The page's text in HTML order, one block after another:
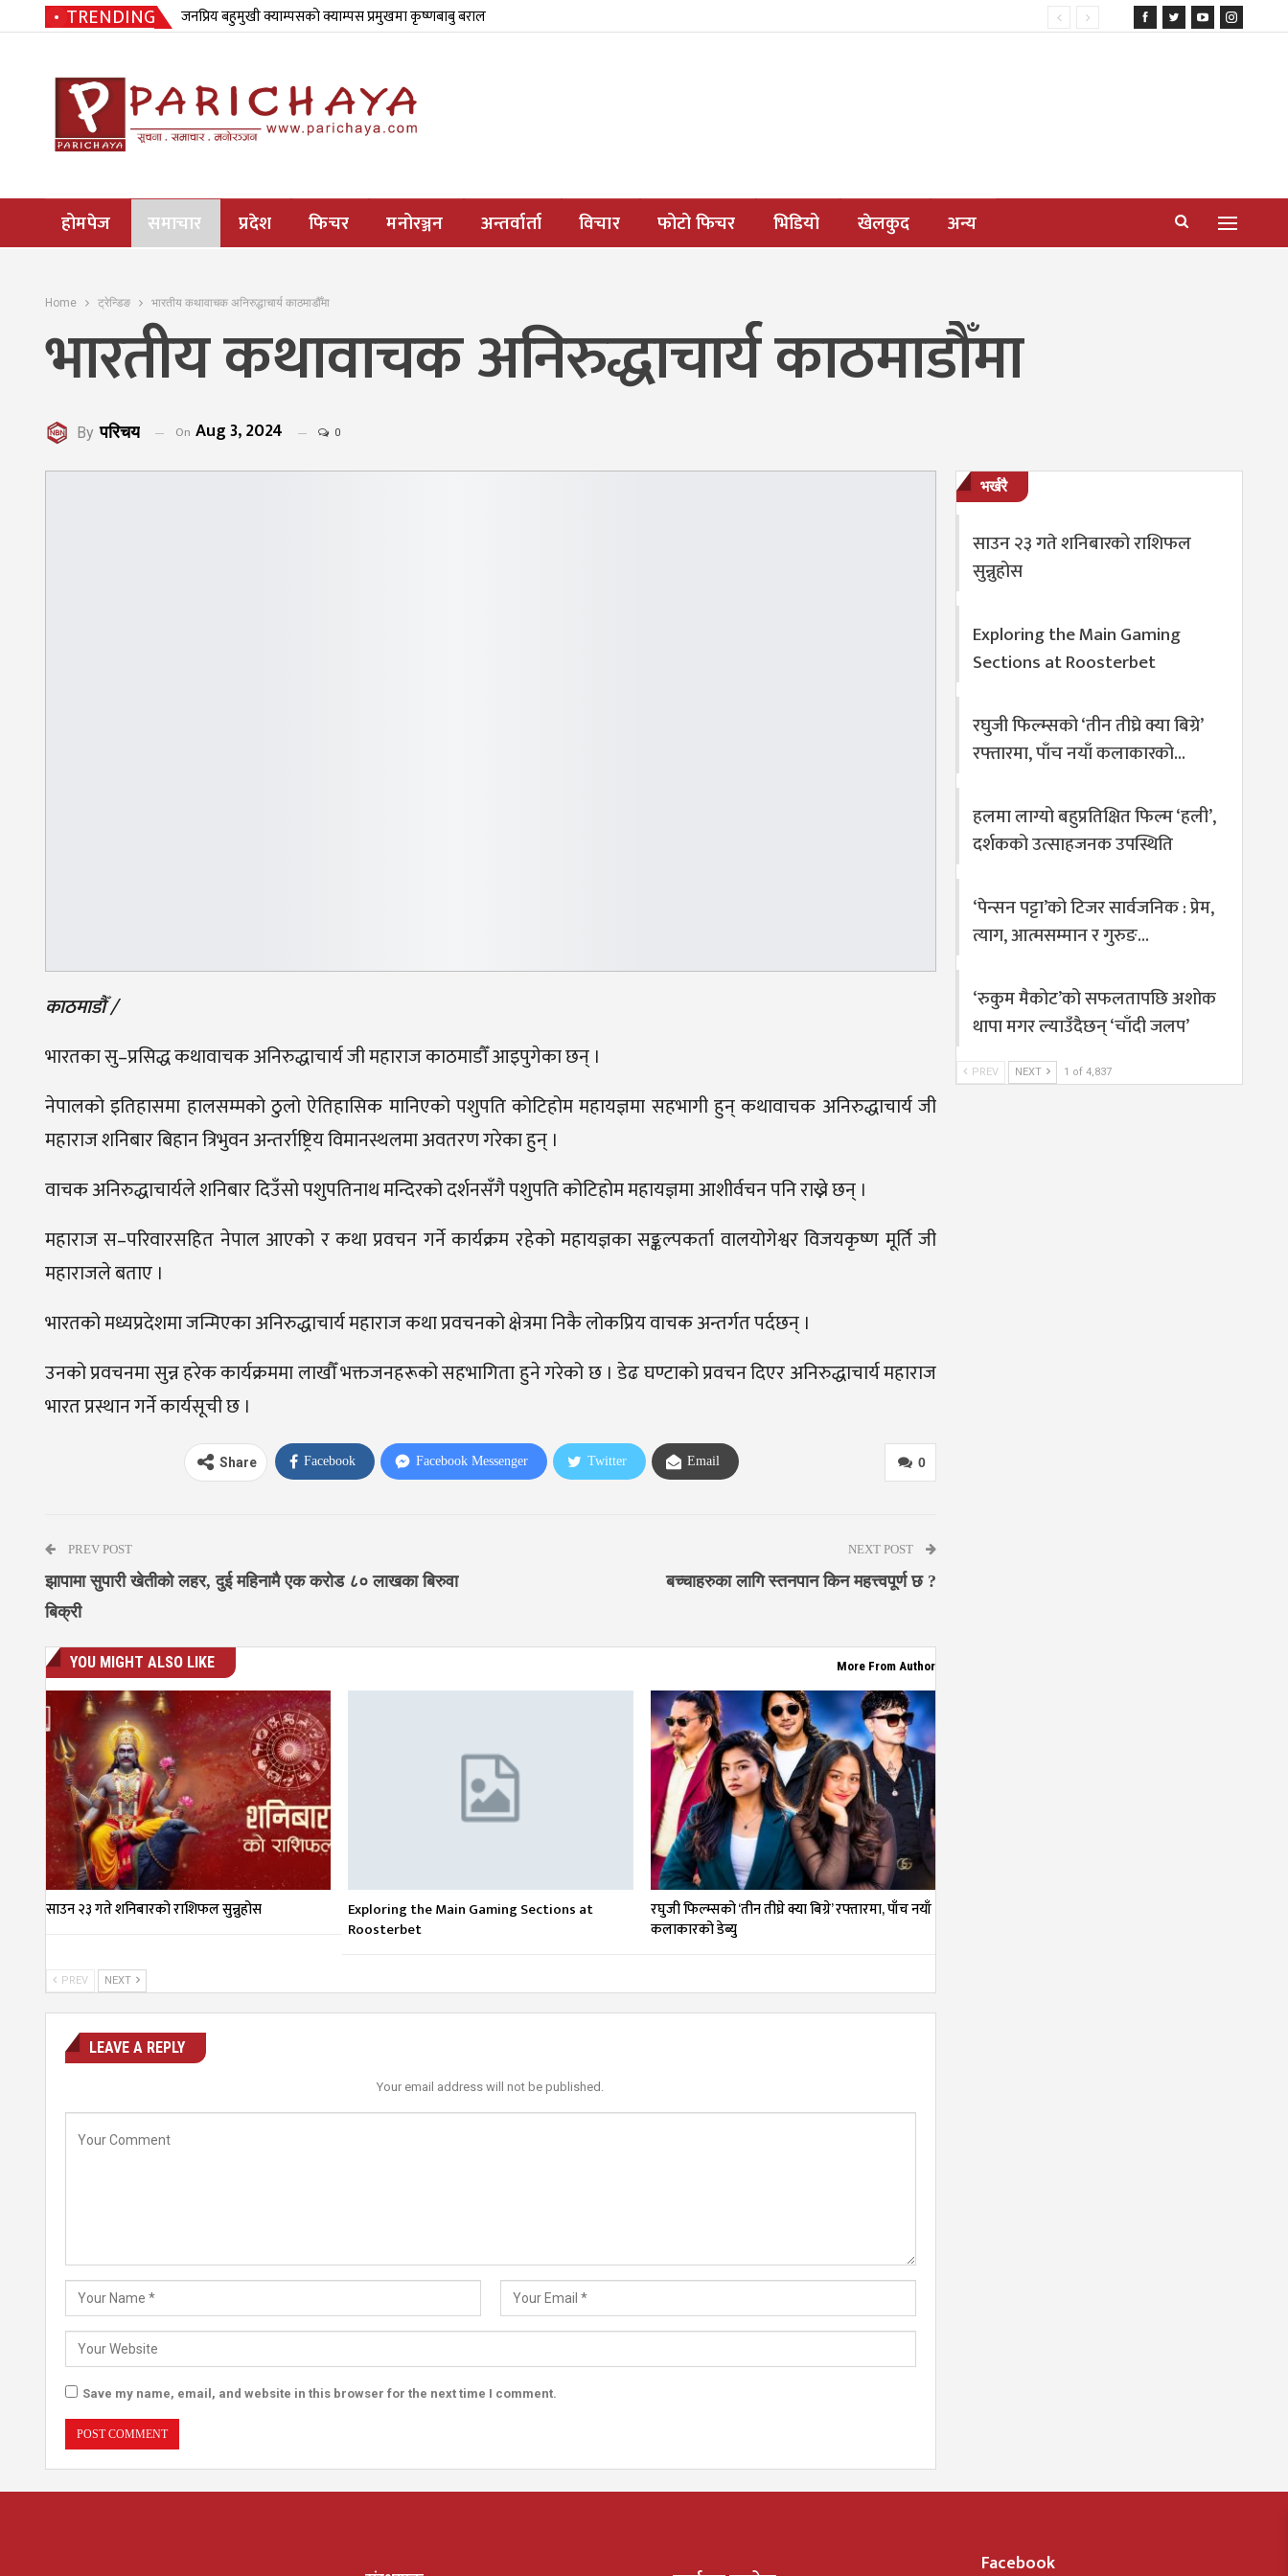
TRENDING जनप्रिय बहुमुखी क्याम्पसको क्याम्पस प्रमुखमा कृष्णबाबु बराल
होमपेज समाचार प्रदेश फिचर मनोरञ्जन अन्तर्वार्ता विचार फोटो फिचर भिडियो खेलकुद अन्य
Home ट्रेन्डिङ भारतीय कथावाचक अनिरुद्धाचार्य काठमाडौँमा
भारतीय कथावाचक अनिरुद्धाचार्य काठमाडौँमा
By परिचय On Aug 3, 2024 0
काठमाडौँ /
भारतका सु–प्रसिद्ध कथावाचक अनिरुद्धाचार्य जी महाराज काठमाडौँ आइपुगेका छन् ।
नेपालको इतिहासमा हालसम्मको ठुलो ऐतिहासिक मानिएको पशुपति कोटिहोम महायज्ञमा सहभागी हुन् कथावाचक अनिरुद्धाचार्य जी
महाराज शनिबार बिहान त्रिभुवन अन्तर्राष्ट्रिय विमानस्थलमा अवतरण गरेका हुन् ।
वाचक अनिरुद्धाचार्यले शनिबार दिउँसो पशुपतिनाथ मन्दिरको दर्शनसँगै पशुपति कोटिहोम महायज्ञमा आशीर्वचन पनि राख्ने छन् ।
महाराज स–परिवारसहित नेपाल आएको र कथा प्रवचन गर्ने कार्यक्रम रहेको महायज्ञका सङ्कल्पकर्ता वालयोगेश्वर विजयकृष्ण मूर्ति जी
महाराजले बताए ।
भारतको मध्यप्रदेशमा जन्मिएका अनिरुद्धाचार्य महाराज कथा प्रवचनको क्षेत्रमा निकै लोकप्रिय वाचक अन्तर्गत पर्दछन् ।
उनको प्रवचनमा सुन्न हरेक कार्यक्रममा लाखौँ भक्तजनहरूको सहभागिता हुने गरेको छ । डेढ घण्टाको प्रवचन दिएर अनिरुद्धाचार्य महाराज
भारत प्रस्थान गर्ने कार्यसूची छ ।
0
Share Facebook Facebook Messenger Twitter Email
PREV POST
झापामा सुपारी खेतीको लहर, दुई महिनामै एक करोड ८० लाखका बिरुवा
बिक्री
NEXT POST
बच्चाहरुका लागि स्तनपान किन महत्त्वपूर्ण छ ?
YOU MIGHT ALSO LIKE More From Author
साउन २३ गते शनिबारको राशिफल सुन्नुहोस
Exploring the Main Gaming Sections at
Roosterbet
रघुजी फिल्म्सको ‘तीन तीघ्रे क्या बिग्रे’ रफ्तारमा, पाँच नयाँ
कलाकारको डेब्यु
PREV NEXT
LEAVE A REPLY
Your email address will not be published.
Save my name, email, and website in this browser for the next time I comment.
भर्खरै
साउन २३ गते शनिबारको राशिफल
सुन्नुहोस
Exploring the Main Gaming
Sections at Roosterbet
रघुजी फिल्म्सको ‘तीन तीघ्रे क्या बिग्रे’
रफ्तारमा, पाँच नयाँ कलाकारको…
हलमा लाग्यो बहुप्रतिक्षित फिल्म ‘हली’,
दर्शकको उत्साहजनक उपस्थिति
‘पेन्सन पट्टा’को टिजर सार्वजनिक : प्रेम,
त्याग, आत्मसम्मान र गुरुङ…
‘रुकुम मैकोट’को सफलतापछि अशोक
थापा मगर ल्याउँदैछन् ‘चाँदी जलप’
PREV NEXT 1 of 4,837
Facebook